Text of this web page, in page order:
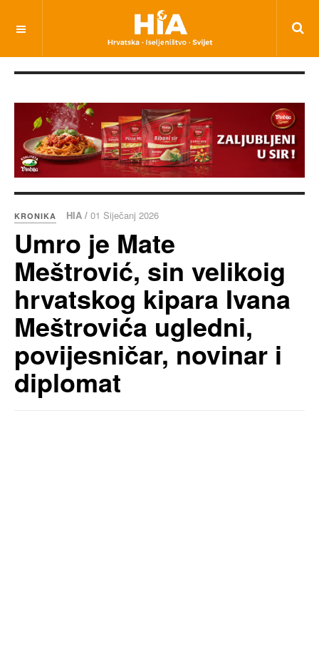
KRONIKA HIA / 01 Siječanj 2026
Umro je Mate
Meštrović, sin velikoig
hrvatskog kipara Ivana
Meštrovića ugledni,
povijesničar, novinar i
diplomat